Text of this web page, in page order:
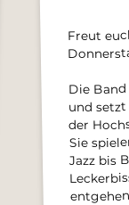
Freut
Die
und
der
Sie
Jazz bis